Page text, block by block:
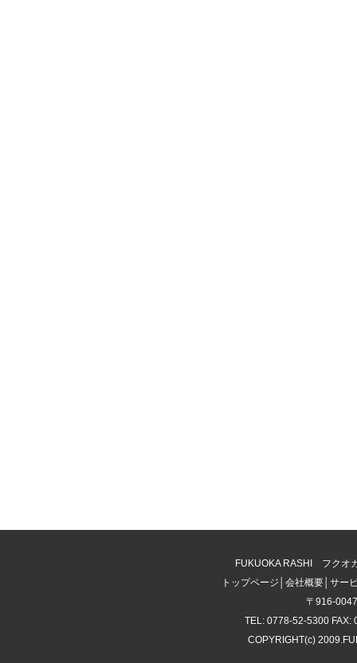
FUKUOKA RASHI フクオ
トップページ
会社概要 サー
〒916-
TEL: 0778-52-5300 FAX:
COPYRIGHT(c)